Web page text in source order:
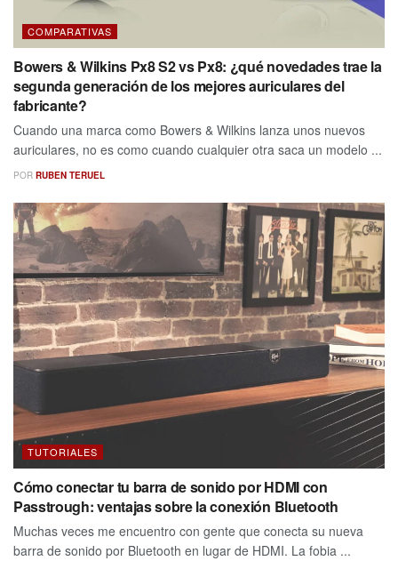
COMPARATIVAS
Bowers & Wilkins Px8 S2 vs Px8: ¿qué novedades trae la
segunda generación de los mejores auriculares del
fabricante?
Cuando una marca como Bowers & Wilkins lanza unos nuevos
auriculares, no es como cuando cualquier otra saca un modelo ...
POR RUBEN TERUEL
TUTORIALES
Cómo conectar tu barra de sonido por HDMI con
Passtrough: ventajas sobre la conexión Bluetooth
Muchas veces me encuentro con gente que conecta su nueva
barra de sonido por Bluetooth en lugar de HDMI. La fobia ...